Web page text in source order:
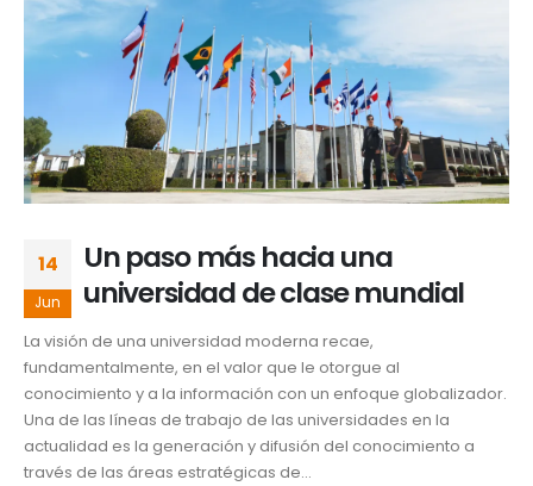
14
Jun
Un paso más hacia una
universidad de clase mundial
La visión de una universidad moderna recae,
fundamentalmente, en el valor que le otorgue al
conocimiento y a la información con un enfoque globalizador.
Una de las líneas de trabajo de las universidades en la
actualidad es la generación y difusión del conocimiento a
través de las áreas estratégicas de...